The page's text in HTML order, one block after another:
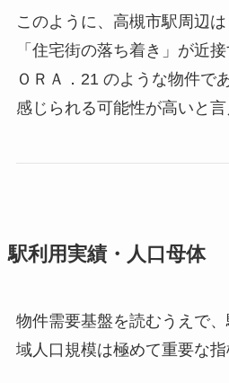
このように、高槻市駅周辺
「住宅街の落ち着き」が近
ＯＲＡ．21 のような物件で
感じられる可能性が高いと言
駅利用実績・人口母体
物件需要基盤を読むうえで
域人口規模は極めて重要な指